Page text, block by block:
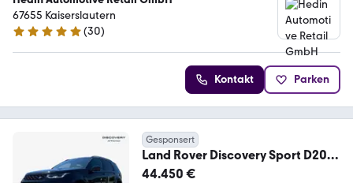
67655 Kaiserslautern
4.9 Sterne
(30)
Kontakt Parken
Gesponsert
Land Rover Discovery Sport D200
Dynamic SE
44.450 €